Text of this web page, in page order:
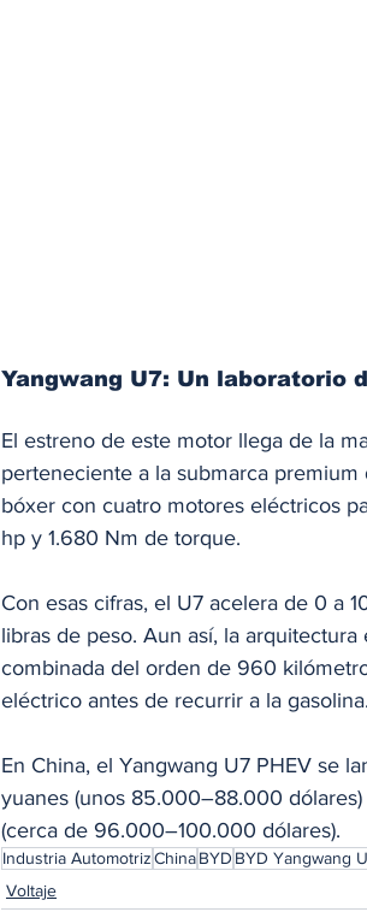
Yangwang U7: Un laboratorio
El estreno de este motor llega de la
perteneciente a la submarca
bóxer con cuatro motores eléctricos
hp y 1.680 Nm de torque.
Con esas cifras, el U7 acelera de 0 a
libras de peso. Aun así, la
combinada del orden de 960
eléctrico antes de recurrir a la gasolina.
En China, el Yangwang U7 PHEV se
yuanes (unos 85.000–88.000
(cerca de 96.000–100.000 dólares).
Industria AutomotrizChinaBYD BYD Yangwang
Voltaje